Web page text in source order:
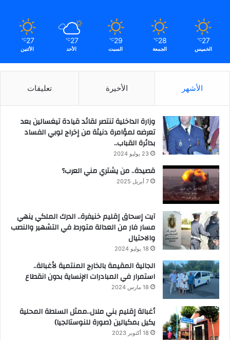
27
℃
الخميس
28
℃
الجمعة
29
℃
السبت
27
℃
الأحد
27
℃
الأثنين
الأشهر الأخيرة تعليقات
وزارة الداخلية تنتصر لقائد قيادة تيغسالين بعد
تعرضه لمؤامرة دنيئة من إخراج لوبي الفساد
بدائرة القباب..
23 يوليو 2024
قصيدة.. من يشتري مني العرب؟
7 أبريل 2025
آيت إسحاق إقليم خنيفرة.. الدرك الملكي ينهي
مسار فار من العدالة متورط في التشهير والنصب
والاحتيال
18 يوليو 2024
الجالية المقيمة بالخارج المنتمية لأغبالة..
استمرار في المبادرات الإنساية بدون انقطاع
18 مارس 2024
أغبالة إقليم بني ملال..ممثل السلطة المحلية
يكيل بمكيالين (صورة للنوستالجيا)
18 أكتوبر 2023